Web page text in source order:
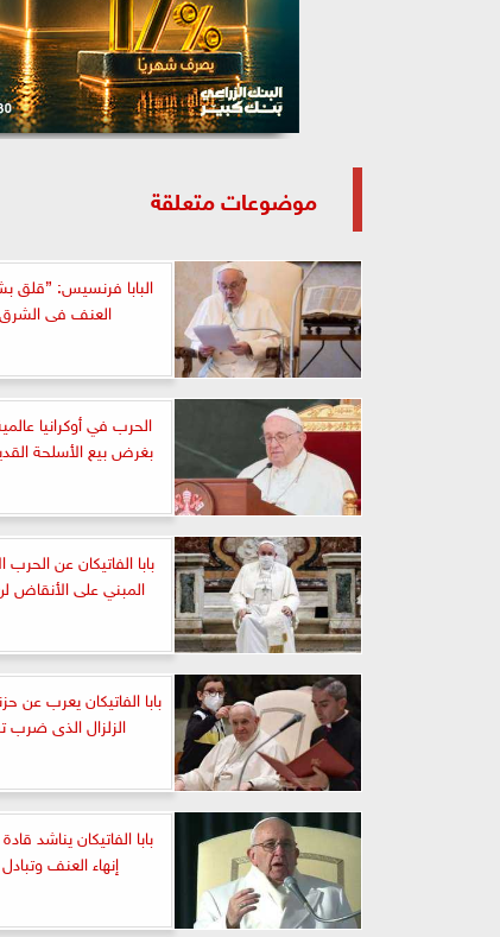
موضوعات متعلقة
البابا فرنسيس: ”قلق
العنف فى
الحرب في أوكرانيا
بغرض بيع الأسلحة
بابا الفاتيكان عن الحرب
المبني على الأنقاض
بابا الفاتيكان يعرب عن
الزلزال الذى ضرب
بابا الفاتيكان يناشد
إنهاء العنف